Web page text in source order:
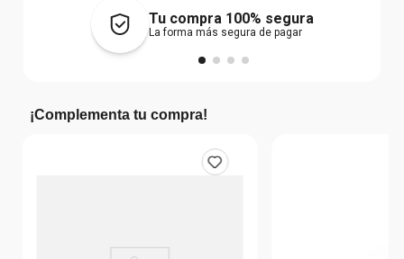
Tu compra 100% segura
La forma más segura de pagar
¡Complementa tu compra!